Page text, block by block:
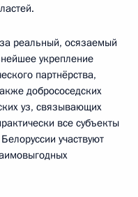
реальный, осязаемый
укрепление
партнёрства,
добрососедских
уз, связывающих
все субъекты
участвуют